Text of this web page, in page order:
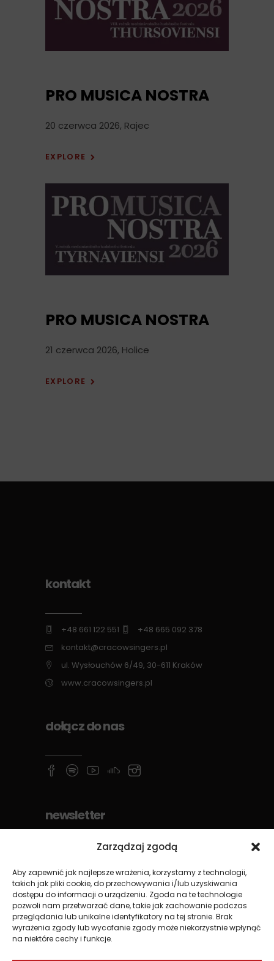
Zarządzaj zgodą
Aby zapewnić jak najlepsze wrażenia, korzystamy z technologii,
takich jak pliki cookie, do przechowywania i/lub uzyskiwania
dostępu do informacji o urządzeniu. Zgoda na te technologie
pozwoli nam przetwarzać dane, takie jak zachowanie podczas
przeglądania lub unikalne identyfikatory na tej stronie. Brak
wyrażenia zgody lub wycofanie zgody może niekorzystnie wpłynąć
na niektóre cechy i funkcje.
PRO MUSICA NOSTRA
20 czerwca 2026, Rajec
EXPLORE
PRO MUSICA NOSTRA
21 czerwca 2026, Holice
EXPLORE
kontakt
+48 661 122 551
+48 665 092 378
kontakt@cracowsingers.pl
ul. Wysłouchów 6/49, 30-611 Kraków
www.cracowsingers.pl
dołącz do nas
newsletter